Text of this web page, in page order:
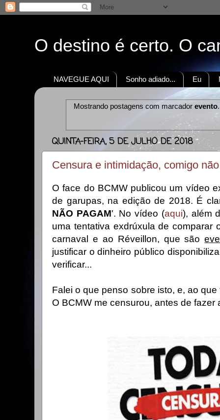
O destino é certo. O
NAVEGUE AQUI Sonho adiado... Eu
Mostrando postagens com marcadorevento
QUINTA-FEIRA, 5 DE JULHO DE 2018
Censura e intimidação, comigo
O face do BCMW publicou um vídeo
de garupas, na edição de 2018. É
NÃO PAGAM'. No vídeo (aqui), além
uma tentativa exdrúxula de comparar
carnaval e ao Réveillon, que são
justificar o dinheiro público
verificar...
Falei o que penso sobre isto, e, ao
O BCMW me censurou, antes de fazer